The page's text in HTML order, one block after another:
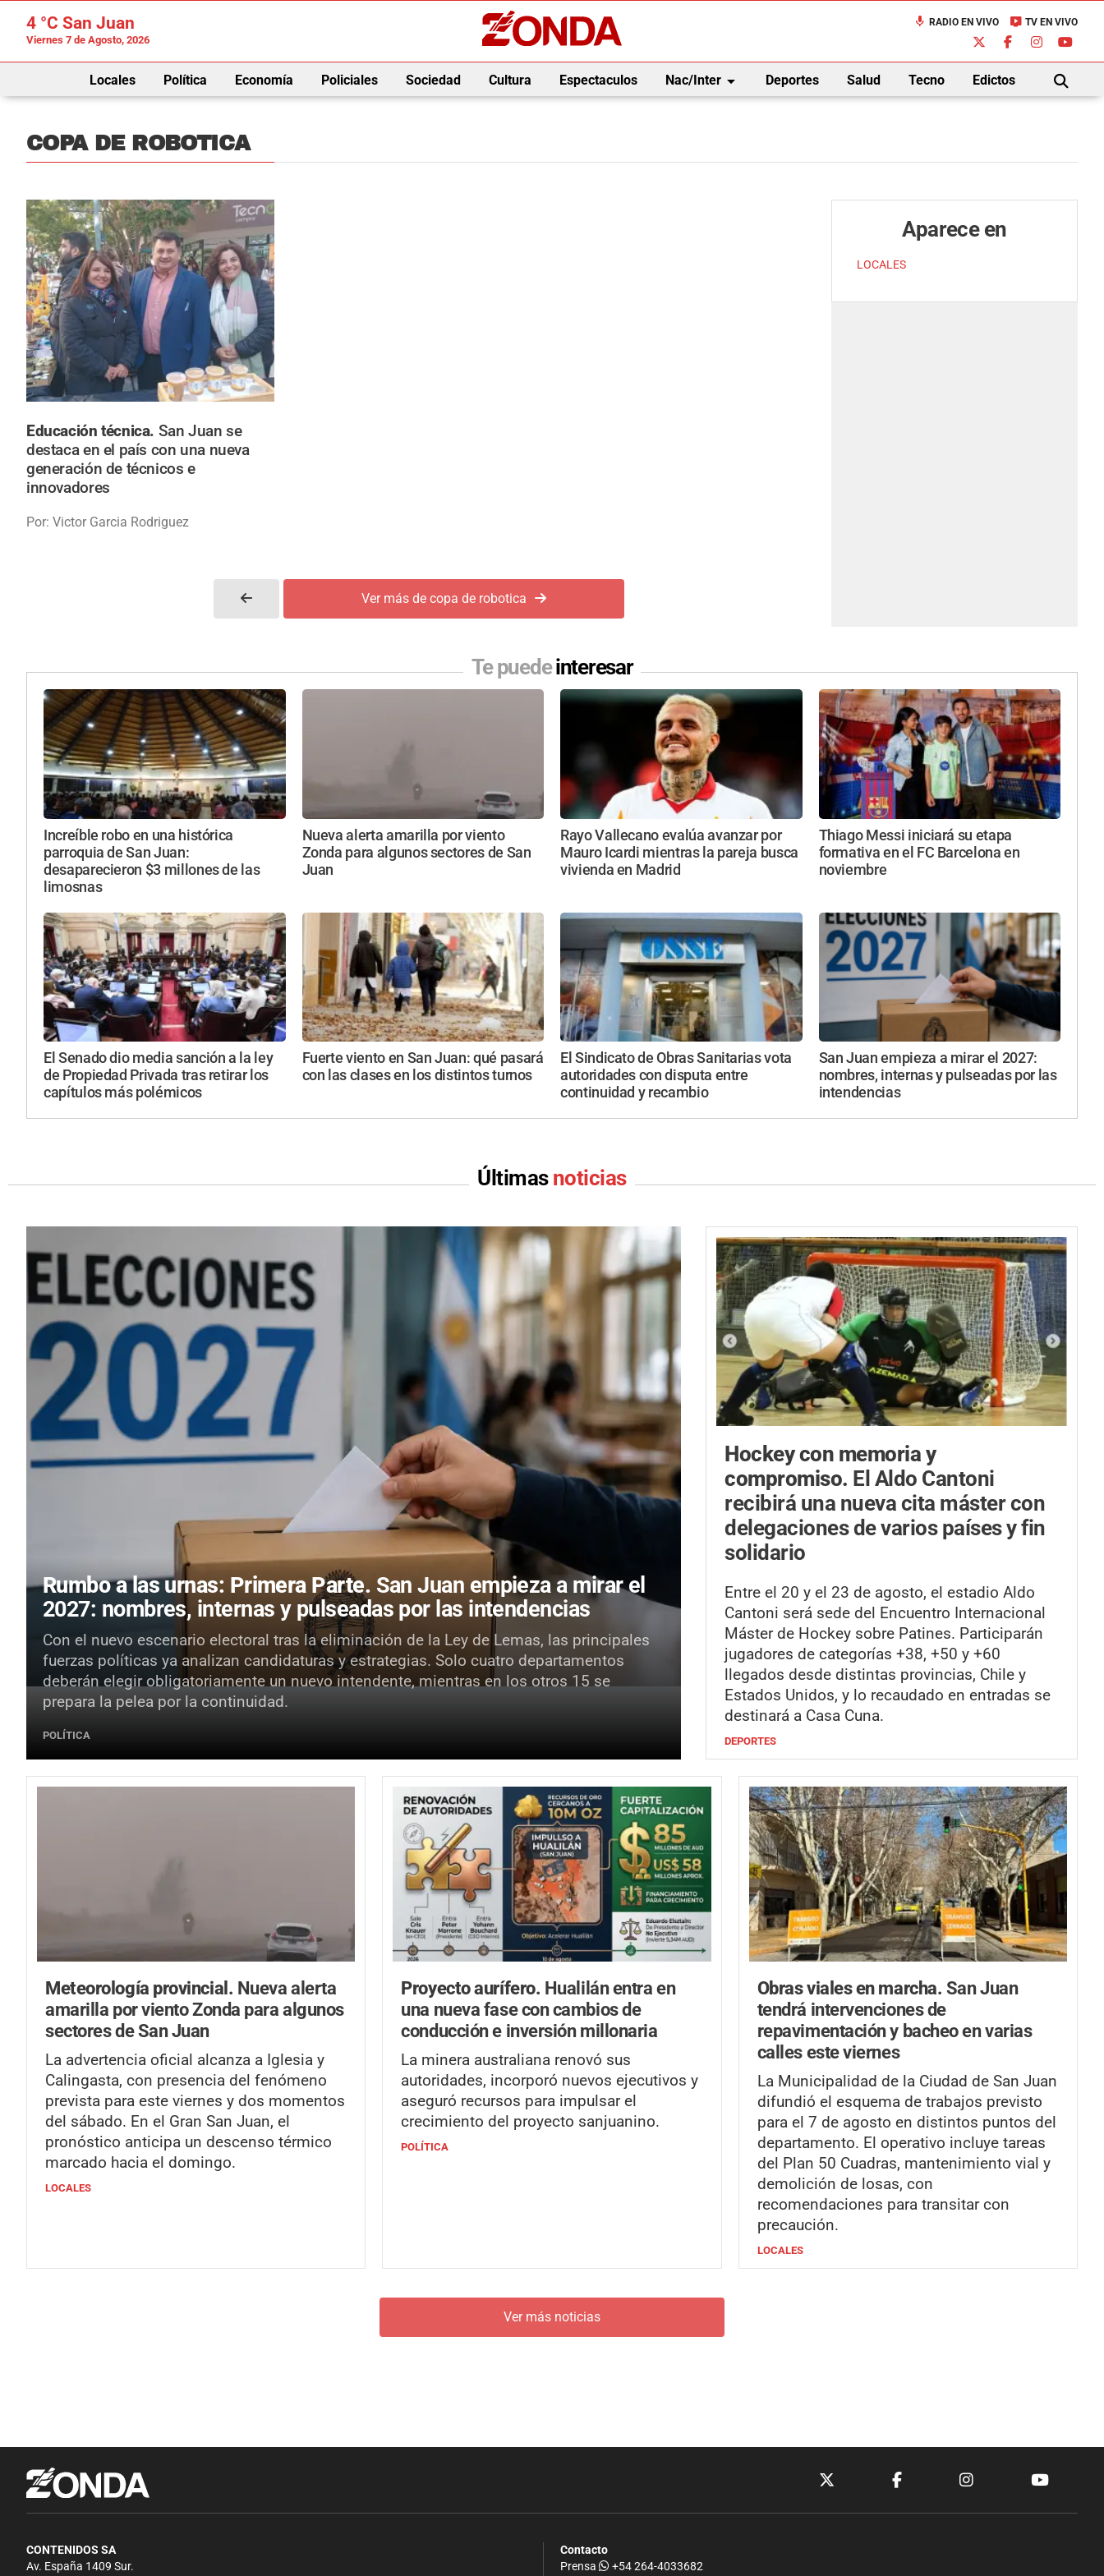
4 °C San Juan
Viernes 7 de Agosto, 2026
mic RADIO EN VIVO live_tv TV EN VIVO
Locales Política Economía Policiales Sociedad Cultura Espectaculos Nac/Interarrow_drop_down Deportes Salud Tecno Edictos
BUSCAR
COPA DE ROBOTICA
Educación técnica. San Juan se
destaca en el país con una nueva
generación de técnicos e
innovadores
Por: Victor Garcia Rodriguez
Ver más de copa de robotica
Aparece en
LOCALES
Te puedeinteresar
Increíble robo en una histórica
parroquia de San Juan:
desaparecieron $3 millones de las
limosnas
Nueva alerta amarilla por viento
Zonda para algunos sectores de San
Juan
Rayo Vallecano evalúa avanzar por
Mauro Icardi mientras la pareja busca
vivienda en Madrid
Thiago Messi iniciará su etapa
formativa en el FC Barcelona en
noviembre
El Senado dio media sanción a la ley
de Propiedad Privada tras retirar los
capítulos más polémicos
Fuerte viento en San Juan: qué pasará
con las clases en los distintos turnos
El Sindicato de Obras Sanitarias vota
autoridades con disputa entre
continuidad y recambio
San Juan empieza a mirar el 2027:
nombres, internas y pulseadas por las
intendencias
Últimas noticias
Rumbo a las urnas: Primera Parte. San Juan empieza a mirar el
2027: nombres, internas y pulseadas por las intendencias
Con el nuevo escenario electoral tras la eliminación de la Ley de Lemas, las principales
fuerzas políticas ya analizan candidaturas y estrategias. Solo cuatro departamentos
deberán elegir obligatoriamente un nuevo intendente, mientras en los otros 15 se
prepara la pelea por la continuidad.
POLÍTICA
Hockey con memoria y
compromiso. El Aldo Cantoni
recibirá una nueva cita máster con
delegaciones de varios países y fin
solidario
Entre el 20 y el 23 de agosto, el estadio Aldo
Cantoni será sede del Encuentro Internacional
Máster de Hockey sobre Patines. Participarán
jugadores de categorías +38, +50 y +60
llegados desde distintas provincias, Chile y
Estados Unidos, y lo recaudado en entradas se
destinará a Casa Cuna.
DEPORTES
Meteorología provincial. Nueva alerta
amarilla por viento Zonda para algunos
sectores de San Juan
La advertencia oficial alcanza a Iglesia y
Calingasta, con presencia del fenómeno
prevista para este viernes y dos momentos
del sábado. En el Gran San Juan, el
pronóstico anticipa un descenso térmico
marcado hacia el domingo.
LOCALES
Proyecto aurífero. Hualilán entra en
una nueva fase con cambios de
conducción e inversión millonaria
La minera australiana renovó sus
autoridades, incorporó nuevos ejecutivos y
aseguró recursos para impulsar el
crecimiento del proyecto sanjuanino.
POLÍTICA
Obras viales en marcha. San Juan
tendrá intervenciones de
repavimentación y bacheo en varias
calles este viernes
La Municipalidad de la Ciudad de San Juan
difundió el esquema de trabajos previsto
para el 7 de agosto en distintos puntos del
departamento. El operativo incluye tareas
del Plan 50 Cuadras, mantenimiento vial y
demolición de losas, con
recomendaciones para transitar con
precaución.
LOCALES
Ver más noticias
CONTENIDOS SA
Av. España 1409 Sur.
Contacto
Prensa
+54 264-4033682